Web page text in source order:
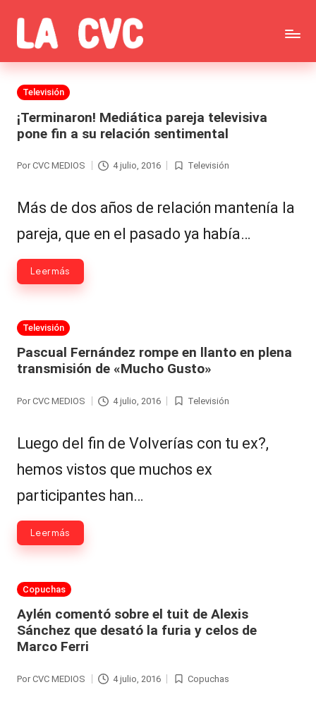
Saltar
al
contenido
C
o
p
u
c
a
s
y
F
á
n
d
ul
a
C
hi
le
n
a
🔥
R
e
al
it
Todas
las
noticias
de
la
Tierra
Brava,
Hermano
-
Tendencias
-
y
redes
lacvc.com
-
Publicada
Televisión
¡Terminaron! Mediática pareja televisiva
pone fin a su relación sentimental
Por CVC MEDIOS 4 julio, 2016
Publicada
Televisión
Más de dos años de relación mantenía la
pareja, que en el pasado ya había…
Leer más
Publicada
Televisión
Pascual Fernández rompe en llanto en plena
transmisión de «Mucho Gusto»
Por CVC MEDIOS 4 julio, 2016
Publicada
Televisión
Luego del fin de Volverías con tu ex?,
hemos vistos que muchos ex
participantes han…
Leer más
Publicada
Copuchas
Aylén comentó sobre el tuit de Alexis
Sánchez que desató la furia y celos de
Marco Ferri
Por CVC MEDIOS 4 julio, 2016
Publicada
Copuchas